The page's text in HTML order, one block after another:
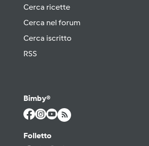
Cerca ricette
Cerca nel forum
Cerca iscritto
RSS
Bimby®
Folletto